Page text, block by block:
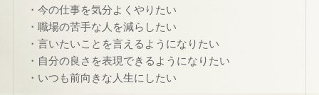
・今の仕事を気分よくやりたい
・職場の苦手な人を減らしたい
・言いたいことを言えるようになりたい
・自分の良さを表現できるようになりたい
・いつも前向きな人生にしたい